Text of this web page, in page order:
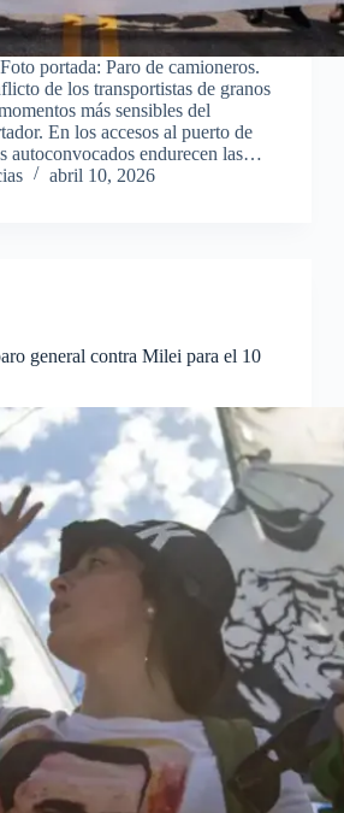
portada: Paro de camioneros.
de los transportistas de granos
más sensibles del
En los accesos al puerto de
autoconvocados endurecen las…
abril 10, 2026
general contra Milei para el 10